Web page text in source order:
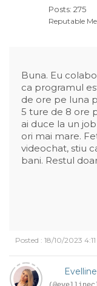
Posts: 275
Reputable
Buna. Eu
ca programul
de ore pe luna
5 ture de 8 ore
ai duce la un
ori mai mare.
videochat, stiu
bani. Restul
Posted : 18/10/2023
Evelline